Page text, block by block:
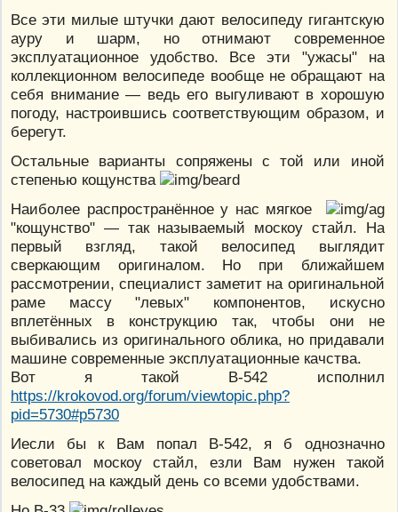
Все эти милые штучки дают велосипеду гигантскую
ауру и шарм, но отнимают современное
эксплуатационное удобство. Все эти "ужасы" на
коллекционном велосипеде вообще не обращают на
себя внимание — ведь его выгуливают в хорошую
погоду, настроившись соответствующим образом, и
берегут.
Остальные варианты сопряжены с той или иной
степенью кощунства
Наиболее распространённое у нас мягкое
"кощунство" — так называемый москоу стайл. На
первый взгляд, такой велосипед выглядит
сверкающим оригиналом. Но при ближайшем
рассмотрении, специалист заметит на оригинальной
раме массу "левых" компонентов, искусно
вплетённых в конструкцию так, чтобы они не
выбивались из оригинального облика, но придавали
машине современные эксплуатационные качства.
Вот я такой В-542 исполнил
https://krokovod.org/forum/viewtopic.php?
pid=5730#p5730
Иесли бы к Вам попал В-542, я б однозначно
советовал москоу стайл, езли Вам нужен такой
велосипед на каждый день со всеми удобствами.